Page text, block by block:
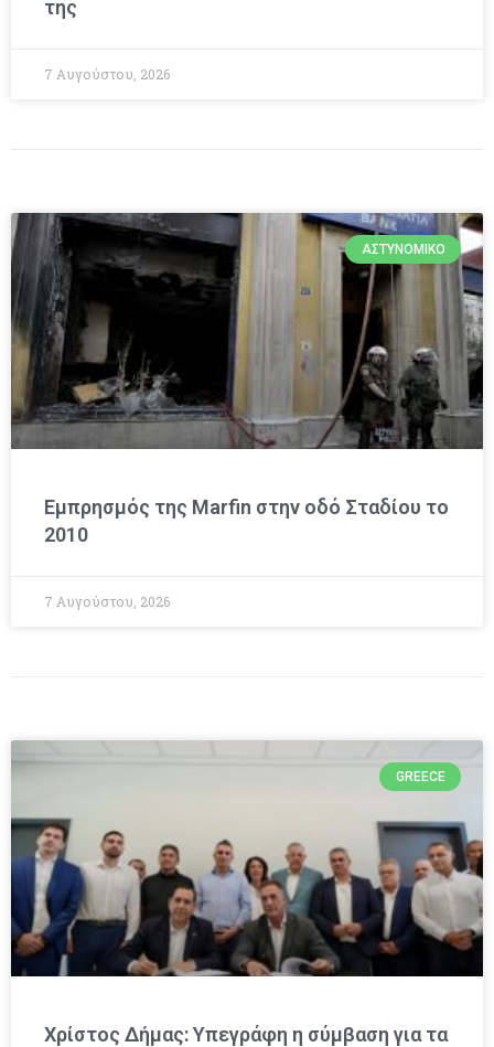
της
7 Αυγούστου, 2026
ΑΣΤΥΝΟΜΙΚΌ
Εμπρησμός της Marfin στην οδό Σταδίου το
2010
7 Αυγούστου, 2026
GREECE
Χρίστος Δήμας: Υπεγράφη η σύμβαση για τα